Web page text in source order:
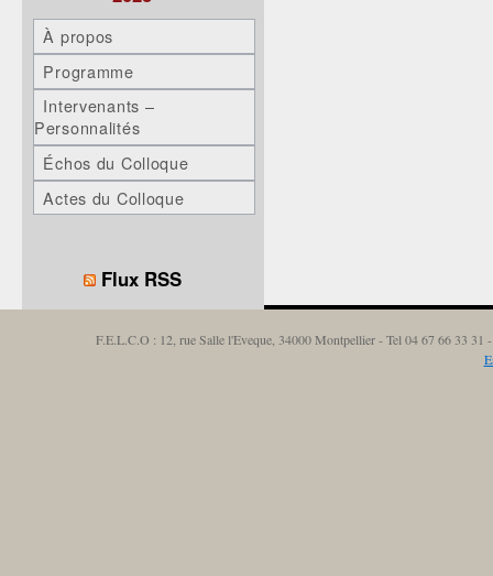
À propos
Programme
Intervenants –
Personnalités
Échos du Colloque
Actes du Colloque
Flux RSS
F.E.L.C.O : 12, rue Salle l'Eveque, 34000 Montpellier - Tel 04 67 66 33